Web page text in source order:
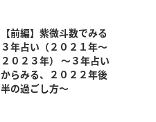
【前編】紫微斗数でみる
３年占い（２０２１年～
２０２３年） ～３年占い
からみる、２０２２年後
半の過ごし方～